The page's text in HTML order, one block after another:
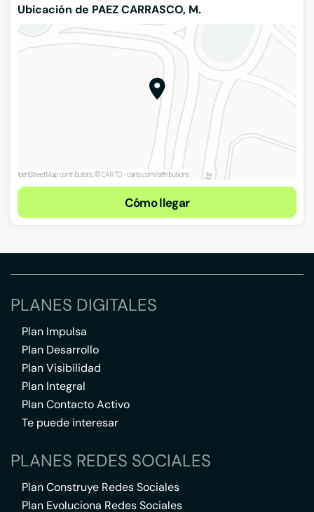
Ubicación de PAEZ CARRASCO, M.
Cómo llegar
PLANES DIGITALES
Plan Impulsa
Plan Desarrollo
Plan Visibilidad
Plan Integral
Plan Contacto Activo
Te puede interesar
PLANES REDES SOCIALES
Plan Construye Redes Sociales
Plan Evoluciona Redes Sociales